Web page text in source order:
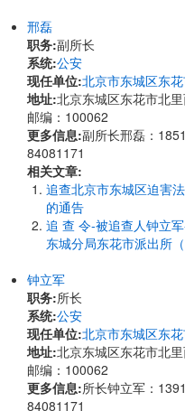
邢磊
职务:副所长
系统:公安
现任单位:北京市东城区东
地址:北京东城区东花市北
邮编：100062
更多信息:副所长邢磊：
84081171
相关文章:
追查北京市东城区迫害
的通告
追 查 令-被追查人钟立
东城分局东花市派出所（
钟立军
职务:所长
系统:公安
现任单位:北京市东城区东
地址:北京东城区东花市北
邮编：100062
更多信息:所长钟立军：
84081171